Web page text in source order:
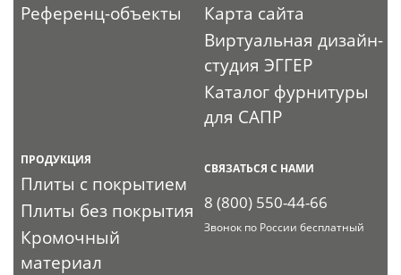
Референц-объекты
Карта сайта
Виртуальная дизайн-
студия ЭГГЕР
Каталог фурнитуры
для САПР
ПРОДУКЦИЯ
Плиты с покрытием
Плиты без покрытия
Кромочный
материал
СВЯЗАТЬСЯ С НАМИ
8 (800) 550-44-66
Звонок по России бесплатный